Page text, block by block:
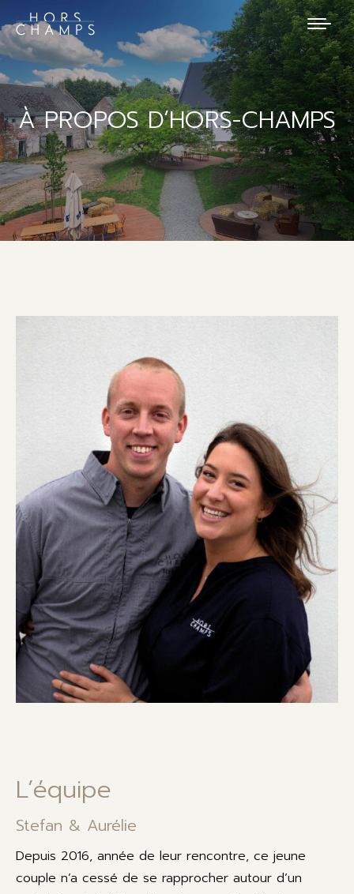
À PROPOS D’HORS-CHAMPS
L’équipe
Stefan & Aurélie
Depuis 2016, année de leur rencontre, ce jeune
couple n’a cessé de se rapprocher autour d’un